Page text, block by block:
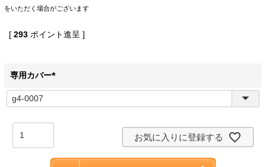
をいただく場合がございます
[ 293 ポイント進呈 ]
専用カバー
(
)
お気に入りに登録する